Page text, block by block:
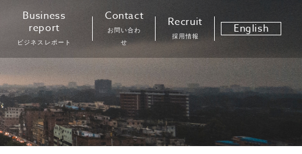
Business
report
ビジネスレポート
Contact
お問い合わ
せ
Recruit
採用情報 English